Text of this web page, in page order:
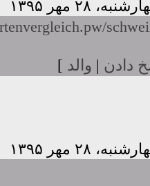
دادن | والد ]